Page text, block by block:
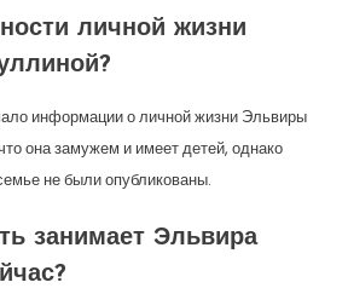
личной жизни
информации о личной жизни Эльвиры
она замужем и имеет детей, однако
не были опубликованы.
занимает Эльвира